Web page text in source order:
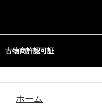
古物商許認可証
ホーム